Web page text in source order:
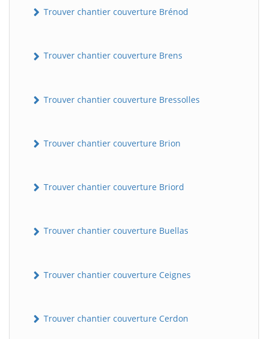
Trouver chantier couverture Brénod
Trouver chantier couverture Brens
Trouver chantier couverture Bressolles
Trouver chantier couverture Brion
Trouver chantier couverture Briord
Trouver chantier couverture Buellas
Trouver chantier couverture Ceignes
Trouver chantier couverture Cerdon